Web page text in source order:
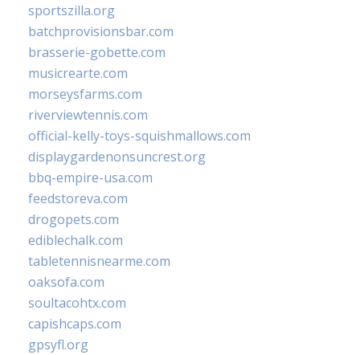
sportszilla.org
batchprovisionsbar.com
brasserie-gobette.com
musicrearte.com
morseysfarms.com
riverviewtennis.com
official-kelly-toys-squishmallows.com
displaygardenonsuncrest.org
bbq-empire-usa.com
feedstoreva.com
drogopets.com
ediblechalk.com
tabletennisnearme.com
oaksofa.com
soultacohtx.com
capishcaps.com
gpsyfl.org